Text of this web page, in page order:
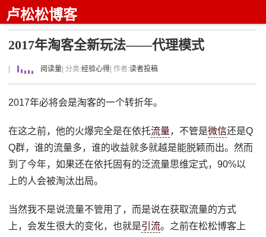
卢松松博客
2017年淘客全新玩法——代理模式
阅读量 | 分类:经验心得 | 作者:读者投稿
2017年必将会是淘客的一个转折年。
在这之前，他的火爆完全是在依托流量，不管是微信还是Q
Q群，谁的流量多，谁的收益就多就越是能脱颖而出。然而
到了今年，如果还在依托固有的泛流量思维定式，90%以
上的人会被淘汰出局。
当然我不是说流量不管用了，而是说在获取流量的方式
上，会发生很大的变化，也就是引流。之前在松松博客上